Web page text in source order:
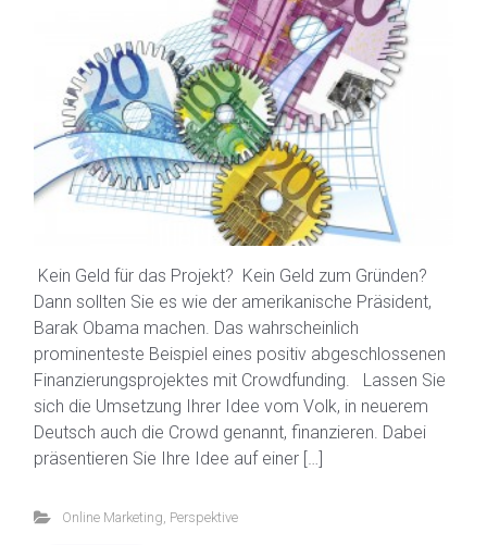
Kein Geld für das Projekt? Kein Geld zum Gründen?
Dann sollten Sie es wie der amerikanische Präsident,
Barak Obama machen. Das wahrscheinlich
prominenteste Beispiel eines positiv abgeschlossenen
Finanzierungsprojektes mit Crowdfunding. Lassen Sie
sich die Umsetzung Ihrer Idee vom Volk, in neuerem
Deutsch auch die Crowd genannt, finanzieren. Dabei
präsentieren Sie Ihre Idee auf einer […]
Online Marketing Perspektive